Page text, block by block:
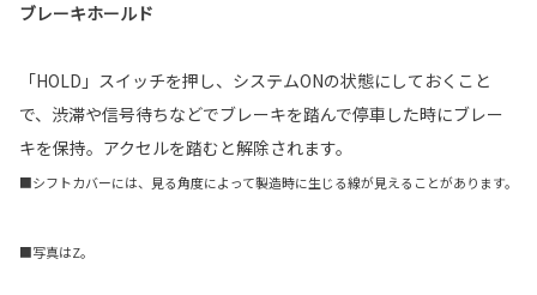
ブレーキホールド
「HOLD」スイッチを押し、システムONの状態にしておくこと
で、渋滞や信号待ちなどでブレーキを踏んで停車した時にブレー
キを保持。アクセルを踏むと解除されます。
■シフトカバーには、見る角度によって製造時に生じる線が見えることがあります。
■写真はZ。